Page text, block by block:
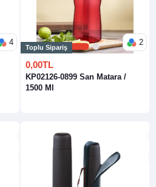
4
1 2
Toplu Sipariş
2
0,00TL
KP02126-0899 San Matara /
1500 Ml